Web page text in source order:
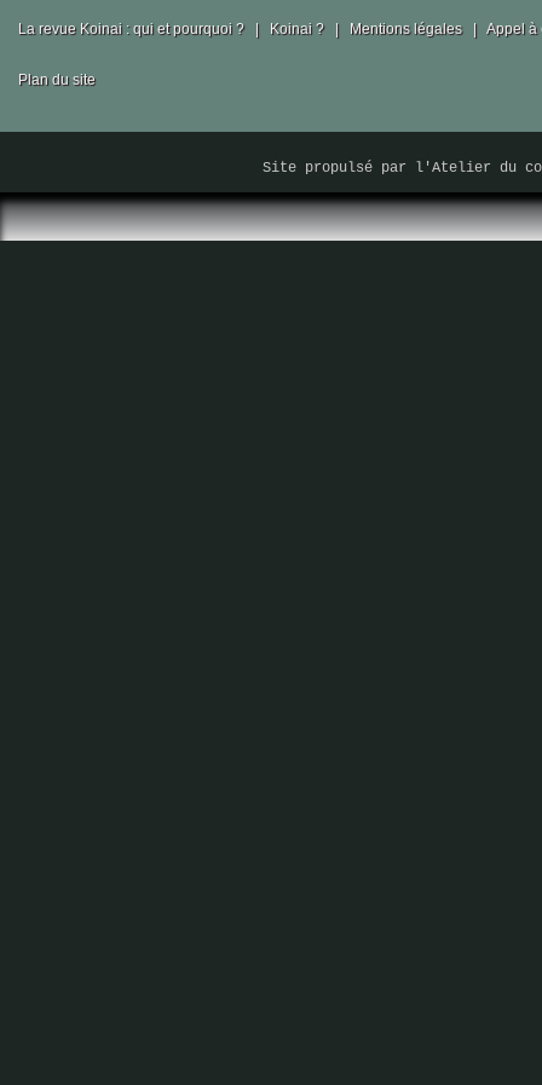
La revue Koinai : qui et pourquoi ? | Koinai ? | Mentions légales | Appel à
Plan du site
Site propulsé par l'Atelier du